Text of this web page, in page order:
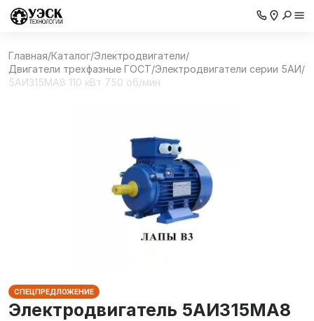
Главная/Каталог/Электродвигатели/
Двигатели трехфазные ГОСТ/Электродвигатели серии 5АИ/
5АИ315MА8 110 кВт 750 об/мин
СПЕЦПРЕДЛОЖЕНИЕ
Электродвигатель 5АИ315MА8